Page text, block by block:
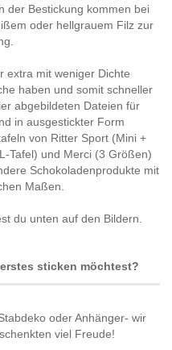
der Bestickung kommen bei
oder hellgrauem Filz zur
extra mit weniger Dichte
haben und somit schneller
abgebildeten Dateien für
in ausgestickter Form
von Ritter Sport (Mini +
Tafel) und Merci (3 Größen)
Schokoladenprodukte mit
Maßen.
du unten auf den Bildern.
sticken möchtest?
oder Anhänger- wir
viel Freude!